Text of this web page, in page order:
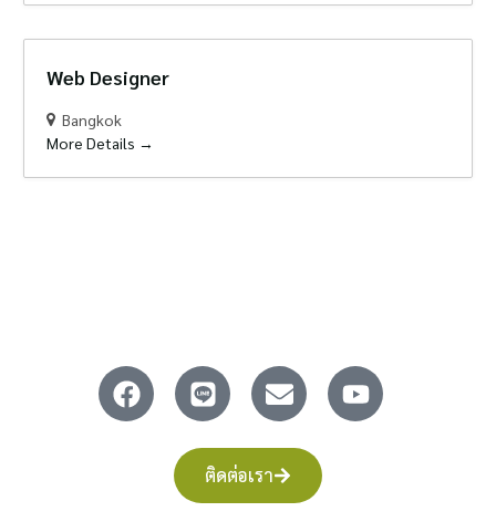
Web Designer
Bangkok
More Details
ติดต่อเรา